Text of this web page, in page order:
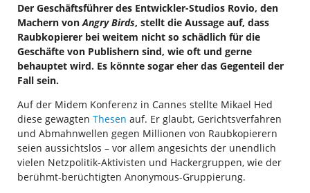
Der Geschäftsführer des Entwickler-Studios Rovio, den
Machern von Angry Birds, stellt die Aussage auf, dass
Raubkopierer bei weitem nicht so schädlich für die
Geschäfte von Publishern sind, wie oft und gerne
behauptet wird. Es könnte sogar eher das Gegenteil der
Fall sein.
Auf der Midem Konferenz in Cannes stellte Mikael Hed
diese gewagten Thesen auf. Er glaubt, Gerichtsverfahren
und Abmahnwellen gegen Millionen von Raubkopierern
seien aussichtslos – vor allem angesichts der unendlich
vielen Netzpolitik-Aktivisten und Hackergruppen, wie der
berühmt-berüchtigten Anonymous-Gruppierung.